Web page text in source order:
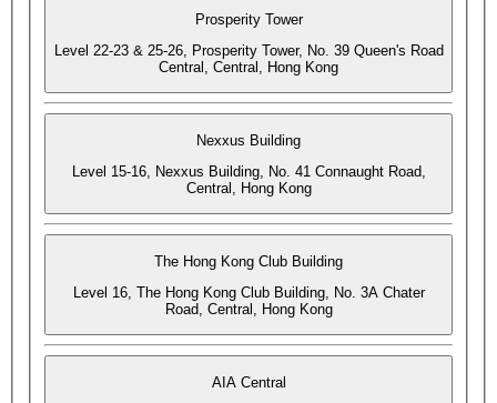
Prosperity Tower
Level 22-23 & 25-26, Prosperity Tower, No. 39 Queen's Road
Central, Central, Hong Kong
Nexxus Building
Level 15-16, Nexxus Building, No. 41 Connaught Road,
Central, Hong Kong
The Hong Kong Club Building
Level 16, The Hong Kong Club Building, No. 3A Chater
Road, Central, Hong Kong
AIA Central